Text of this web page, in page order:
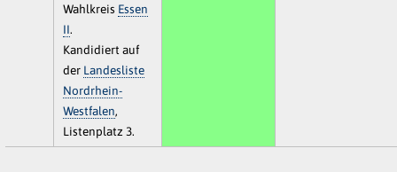
Wahlkreis Essen
II.
Kandidiert auf
der Landesliste
Nordrhein-
Westfalen,
Listenplatz 3.